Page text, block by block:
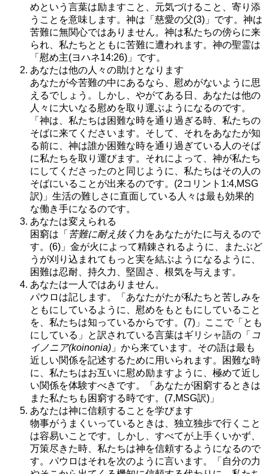
めという言葉は励ますこと、元気づけること、寄り添
うことを意味します。神は「慈愛の父(3)」です。神は
苦難に無関心ではありません。神は私たちの傍らに来
られ、私たちとともに苦難に遭われます。神の聖霊は
「慰め主(ヨハネ14:26)」です。
あなたは他の人々の助けとなります
あなたが今苦難の中にあるなら、慰めがないように思
えるでしょう。しかし、やがてある日、あなたは他の
人々に大いなる慰めを取り運ぶようになるのです。
「神は、私たちは困難な時を通り過ぎる時、私たちの
そばに来てくださいます。そして、それをあなたが知
る前に、神は誰か困難な時を通り過ぎている人のそば
に私たちを取り運びます。それによって、神が私たち
にしてくださったのと同じように、私たちはその人の
そばにいることが出来るのです。(2コリント1:4,MSG
訳)」生活の難しさに直面している人々は最も効果的
な働き手になるのです。
あなたは変えられる
困窮は「 苦難に耐え抜く 力をあなたがたに与えるので
す。(6)」金が火によって精錬されるように、またぶど
うが刈り込まれてもっと実を結ぶようになるように、
困難は忍耐、持久力、堅固さ、根気を与えます。
あなたは一人ではありません。
パウロは記します。「あなたがたが私たちと苦しみを
ともにしているように、慰めをもともにしていること
を、私たちは知っているからです。(7)」ここで「とも
にしている」と訳されている言葉はギリシャ語の「 コ
イノニア(koinonia) 」から来ています。その語は最も
近しい関係を記述するために用いられます。困難な時
に、私たちはお互いに慰め励ますように、極めて近し
い関係を体験すべきです。「あなたが困窮するときは
また私たちも困窮する時です。(7,MSG訳)」
あなたは神に信頼することを学びます
物事がうまくいっているときは、独立独歩で行くこと
は容易いことです。しかし、すべてが上手くいかず、
万策尽きた時、私たちは神を信頼するようになるので
す。パウロはそれを次のように言います。「自分の力